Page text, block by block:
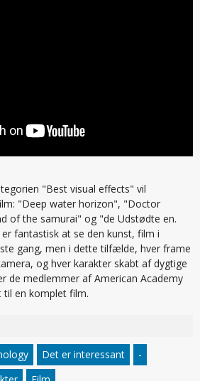
"Best visual effects" vil
"Deep water horizon", "Doctor
of the samurai" og "de Udstødte en.
fantastisk at se den kunst, film i
gang, men i dette tilfælde, hver frame
og hver karakter skabt af dygtige
de medlemmer af American Academy
til en komplet film.
Det er interessant
-